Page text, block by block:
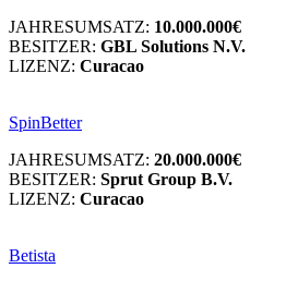
JAHRESUMSATZ: 10.000.000€
BESITZER: GBL Solutions N.V.
LIZENZ: Curacao
SpinBetter
JAHRESUMSATZ: 20.000.000€
BESITZER: Sprut Group B.V.
LIZENZ: Curacao
Betista